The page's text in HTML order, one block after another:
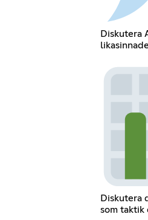
Diskutera
Diskutera
som taktik